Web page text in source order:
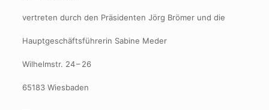
vertreten durch den Präsidenten Jörg Brömer und die
Hauptgeschäftsführerin Sabine Meder
Wilhelmstr. 24 – 26
65183 Wiesbaden